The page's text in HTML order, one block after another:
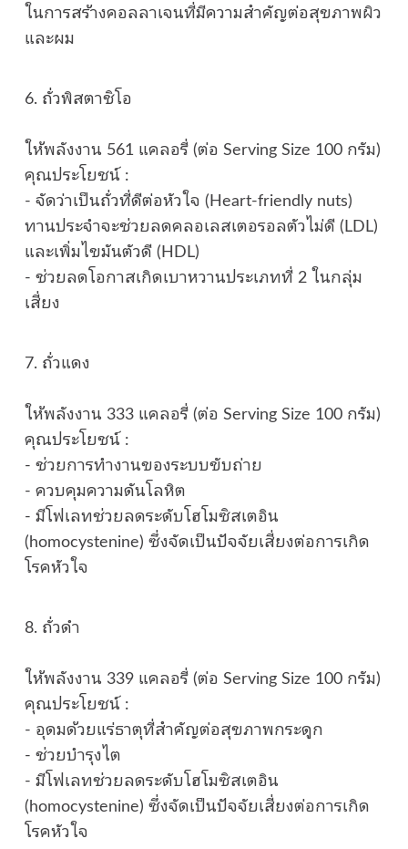
ในการสร้างคอลลาเจนที่มีความสำคัญต่อสุขภาพผิว
และผม
6. ถั่วพิสตาชิโอ
ให้พลังงาน 561 แคลอรี่ (ต่อ Serving Size 100 กรัม)
คุณประโยชน์ :
- จัดว่าเป็นถั่วที่ดีต่อหัวใจ (Heart-friendly nuts)
ทานประจำจะช่วยลดคลอเลสเตอรอลตัวไม่ดี (LDL)
และเพิ่มไขมันตัวดี (HDL)
- ช่วยลดโอกาสเกิดเบาหวานประเภทที่ 2 ในกลุ่ม
เสี่ยง
7. ถั่วแดง
ให้พลังงาน 333 แคลอรี่ (ต่อ Serving Size 100 กรัม)
คุณประโยชน์ :
- ช่วยการทำงานของระบบขับถ่าย
- ควบคุมความดันโลหิต
- มีโฟเลทช่วยลดระดับโฮโมซิสเตอิน
(homocystenine) ซึ่งจัดเป็นปัจจัยเสี่ยงต่อการเกิด
โรคหัวใจ
8. ถั่วดำ
ให้พลังงาน 339 แคลอรี่ (ต่อ Serving Size 100 กรัม)
คุณประโยชน์ :
- อุดมด้วยแร่ธาตุที่สำคัญต่อสุขภาพกระดูก
- ช่วยบำรุงไต
- มีโฟเลทช่วยลดระดับโฮโมซิสเตอิน
(homocystenine) ซึ่งจัดเป็นปัจจัยเสี่ยงต่อการเกิด
โรคหัวใจ